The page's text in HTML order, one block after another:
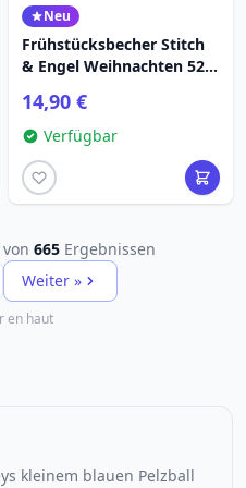
Neu
Frühstücksbecher Stitch
& Engel Weihnachten 520
14,90 €
Verfügbar
von 665 Ergebnissen
Weiter »
en haut
kleinem blauen Pelzball